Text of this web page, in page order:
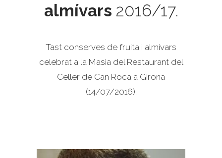
almívars 2016/17.
Tast conserves de fruita i almívars
celebrat a la Masia del Restaurant del
Celler de Can Roca a Girona
(14/07/2016).